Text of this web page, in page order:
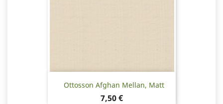
Ottosson Afghan Mellan, Matt
Pris
7,50 €